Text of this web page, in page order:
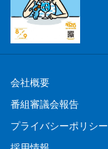
会社概要
番組審議会報告
プライバシーポリシー